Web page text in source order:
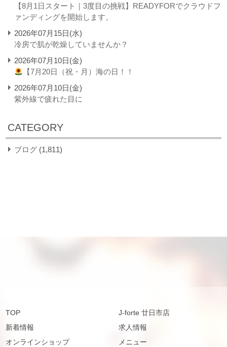
【8月1日スタート｜3度目の挑戦】READYFORでクラウドフ
ァンディングを開始します。
2026年07月15日(水)
冷房で肌が乾燥していませんか？
2026年07月10日(金)
【7月20日（祝・月）海の日！！
2026年07月10日(金)
紫外線で疲れた目に
CATEGORY
ブログ (1,811)
TOP
新着情報
オンラインショップ
J-forte 廿日市店
求人情報
メニュー